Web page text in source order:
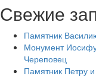
Свежие
Памятник
Монумент
Череповец
Памятник Петру